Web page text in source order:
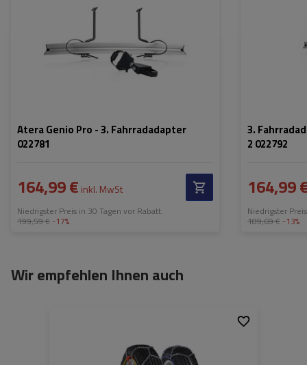
Atera Genio Pro - 3. Fahrradadapter
022781
164,99 € inkl. MwSt
Niedrigster Preis in 30 Tagen vor Rabatt:
199,59 € -17%
Fahrrads im Adapter:
3.
2 022792
164,99
Niedrigster
189,69 € -13%
Wir empfehlen Ihnen auch
ohne Auffahren
Selbstspannsystem:
nein